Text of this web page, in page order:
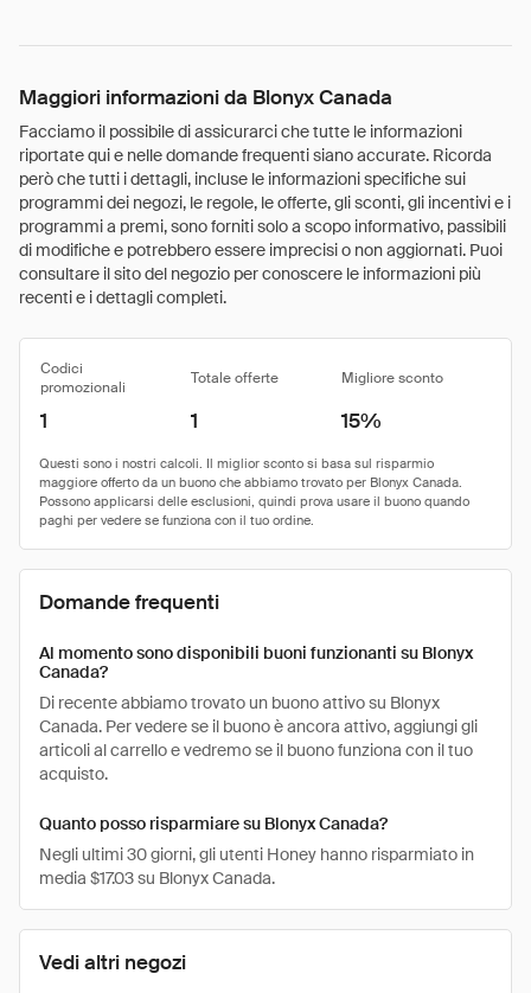
Maggiori informazioni da Blonyx Canada
Facciamo il possibile di assicurarci che tutte le informazioni
riportate qui e nelle domande frequenti siano accurate. Ricorda
però che tutti i dettagli, incluse le informazioni specifiche sui
programmi dei negozi, le regole, le offerte, gli sconti, gli incentivi e i
programmi a premi, sono forniti solo a scopo informativo, passibili
di modifiche e potrebbero essere imprecisi o non aggiornati. Puoi
consultare il sito del negozio per conoscere le informazioni più
recenti e i dettagli completi.
Vedi altri negozi
Codici
promozionali
Totale offerte Migliore sconto
1 1 15%
Domande frequenti
Al momento sono disponibili buoni funzionanti su Blonyx
Canada?
Di recente abbiamo trovato un buono attivo su Blonyx
Canada. Per vedere se il buono è ancora attivo, aggiungi gli
articoli al carrello e vedremo se il buono funziona con il tuo
acquisto.
Quanto posso risparmiare su Blonyx Canada?
Negli ultimi 30 giorni, gli utenti Honey hanno risparmiato in
media $17.03 su Blonyx Canada.